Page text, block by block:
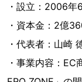
・設立：2006年
・資本金：2億
・代表者：山崎
・事業内容：